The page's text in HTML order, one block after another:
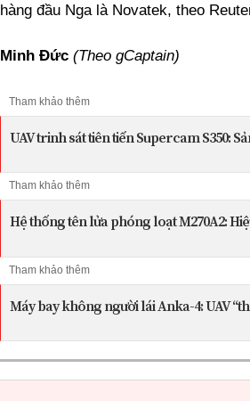
hàng đầu Nga là Novatek, theo
Minh Đức (Theo gCaptain)
Tham khảo thêm
UAV trinh sát tiên tiến Supercam S350:
Tham khảo thêm
Hệ thống tên lửa phóng loạt M270A2:
Tham khảo thêm
Máy bay không người lái Anka-4: UAV